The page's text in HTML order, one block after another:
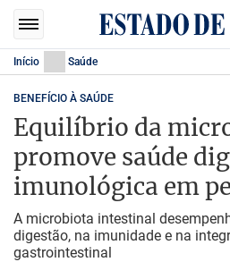
Início Saúde
BENEFÍCIO À SAÚDE
Equilíbrio da
promove saúde
imunológica em
A microbiota intestinal
digestão, na imunidade e na
gastrointestinal